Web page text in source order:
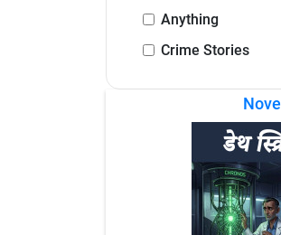
Anything
Crime Stories
Novel